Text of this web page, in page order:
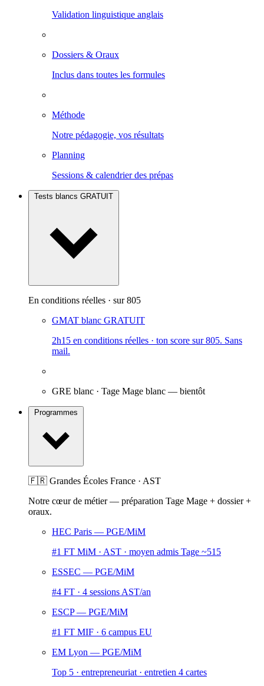
Validation linguistique anglais
Dossiers & Oraux
Inclus dans toutes les formules
Méthode
Notre pédagogie, vos résultats
Planning
Sessions & calendrier des prépas
Tests blancs GRATUIT
En conditions réelles · sur 805
GMAT blanc GRATUIT
2h15 en conditions réelles · ton score sur 805. Sans
mail.
GRE blanc · Tage Mage blanc — bientôt
🇫🇷 Grandes Écoles France · AST
Notre cœur de métier — préparation Tage Mage + dossier +
oraux.
HEC Paris — PGE/MiM
#1 FT MiM · AST · moyen admis Tage ~515
ESSEC — PGE/MiM
#4 FT · 4 sessions AST/an
ESCP— PGE/MiM
#1 FT MIF · 6 campus EU
EM Lyon — PGE/MiM
Top 5 · entrepreneuriat · entretien 4 cartes